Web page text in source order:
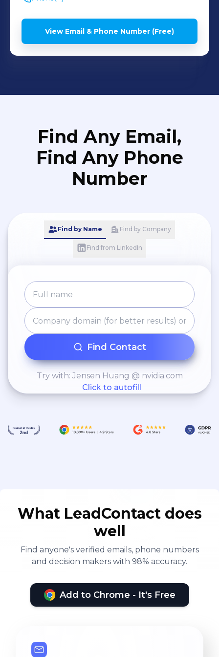
- Analise de Instituições
ao time de crédito, visando
View Email & Phone Number (Free)
Find Any Email,
Find Any Phone
Number
Find by Name Find by Company
Find from LinkedIn
Find Contact
Try with: Jensen Huang @ nvidia.com
Click to autofill
What LeadContact does
well
Find anyone's verified emails, phone numbers
and decision makers with 98% accuracy.
Add to Chrome - It's Free